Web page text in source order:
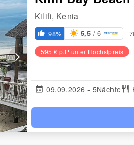
arrow_forward_ios
Kilifi, Kenia
thumb_up_alt 98% 5,5 / 6
595 € p.P unter Höchstpreis
calendar_month 09.09.2026 - 5Nächterestaurant